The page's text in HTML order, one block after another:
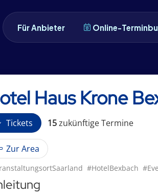
Für Anbieter Online-
Haus Krone
Tickets 15zukünftigeTermine
Zur Area
#HotelBexbach